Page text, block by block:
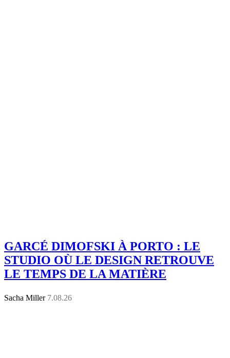
GARCÉ DIMOFSKI À PORTO : LE
STUDIO OÙ LE DESIGN RETROUVE
LE TEMPS DE LA MATIÈRE
Sacha Miller 7.08.26